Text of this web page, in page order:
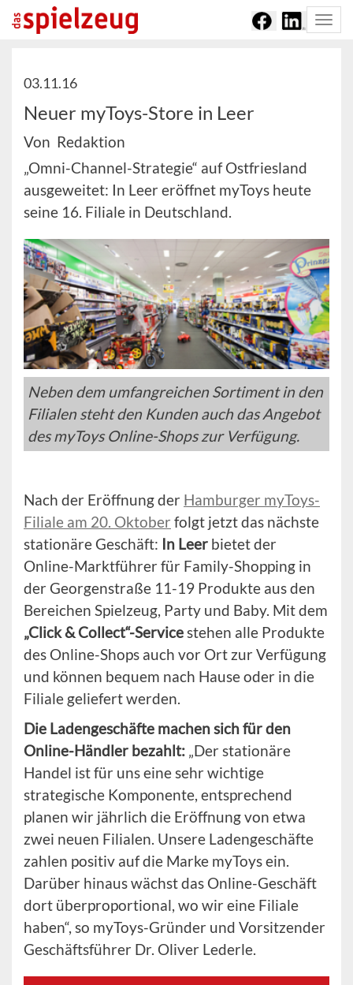
03.11.16
Neuer myToys-Store in Leer
Von Redaktion
„Omni-Channel-Strategie“ auf Ostfriesland
ausgeweitet: In Leer eröffnet myToys heute
seine 16. Filiale in Deutschland.
Neben dem umfangreichen Sortiment in den
Filialen steht den Kunden auch das Angebot
des myToys Online-Shops zur Verfügung.
Nach der Eröffnung der Hamburger myToys-
Filiale am 20. Oktober folgt jetzt das nächste
stationäre Geschäft: In Leer bietet der
Online-Marktführer für Family-Shopping in
der Georgenstraße 11-19 Produkte aus den
Bereichen Spielzeug, Party und Baby. Mit dem
„Click & Collect“-Servicestehen alle Produkte
des Online-Shops auch vor Ort zur Verfügung
und können bequem nach Hause oder in die
Filiale geliefert werden.
Die Ladengeschäfte machen sich für den
Online-Händler bezahlt: „Der stationäre
Handel ist für uns eine sehr wichtige
strategische Komponente, entsprechend
planen wir jährlich die Eröffnung von etwa
zwei neuen Filialen. Unsere Ladengeschäfte
zahlen positiv auf die Marke myToys ein.
Darüber hinaus wächst das Online-Geschäft
dort überproportional, wo wir eine Filiale
haben“, so myToys-Gründer und Vorsitzender
Geschäftsführer Dr. Oliver Lederle.